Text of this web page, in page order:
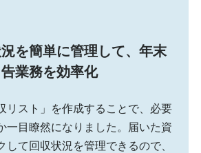
を簡単に管理して、年末
業務を効率化
リスト」を作成することで、必要
一目瞭然になりました。届いた資
して回収状況を管理できるので、